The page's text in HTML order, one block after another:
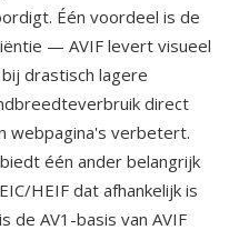
Één voordeel is de
— AVIF levert visueel
drastisch lagere
direct
webpagina's verbetert.
één ander belangrijk
HEIF dat afhankelijk is
de AV1-basis van AVIF